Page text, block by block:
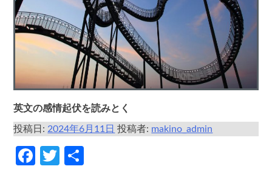
英文の感情起伏を読みとく
投稿日:2024年6月11日 投稿者: makino_admin
Facebook
Twitter